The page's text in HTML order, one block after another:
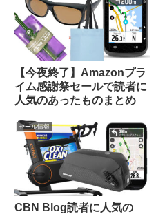
【今夜終了】Amazonプラ
イム感謝祭セールで読者に
人気のあったものまとめ
セール情報
CBN Blog読者に人気の